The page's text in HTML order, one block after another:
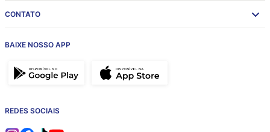
CONTATO
BAIXE NOSSO APP
REDES SOCIAIS